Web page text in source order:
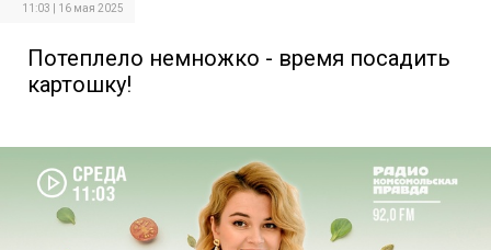
11:03 | 16 мая 2025
Потеплело немножко - время посадить
картошку!